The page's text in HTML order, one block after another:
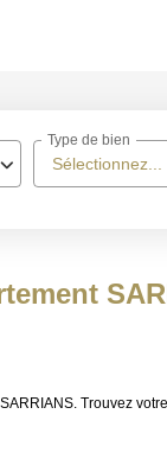
Sélectionnez...
Type de bien
Trouvez